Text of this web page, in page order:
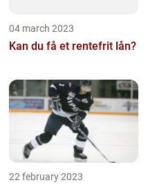
04 march 2023
Kan du få et rentefrit lån?
22 february 2023